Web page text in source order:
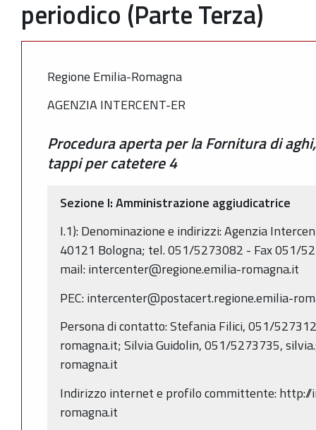
periodico (Parte Terza)
Regione Emilia-Romagna
AGENZIA INTERCENT-ER
Procedura aperta per la Fornitura di
tappi per catetere 4
Sezione I: Amministrazione aggiudicatrice
I.1): Denominazione e indirizzi: Agenzia
40121 Bologna; tel. 051/5273082 - Fax 051/
mail: intercenter@regione.emilia-romagna.it
PEC: intercenter@postacert.regione.emilia-
Persona di contatto: Stefania Filici, 051/
romagna.it; Silvia Guidolin, 051/5273735,
romagna.it
Indirizzo internet e profilo committente:
romagna.it